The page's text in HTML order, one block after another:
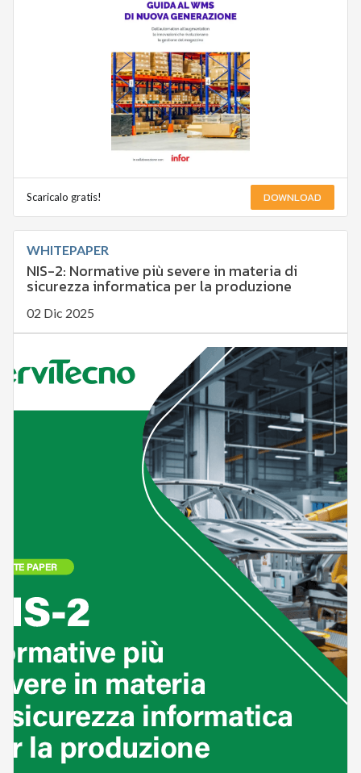
Scaricalo gratis! DOWNLOAD
WHITEPAPER
NIS-2: Normative più severe in materia di
sicurezza informatica per la produzione
02 Dic 2025